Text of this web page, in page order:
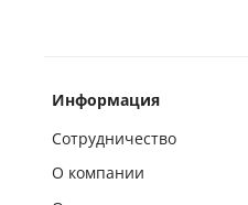
Информация
Сотрудничество
О компании